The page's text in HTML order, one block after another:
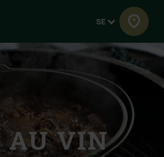
Språk
SE
AU VIN